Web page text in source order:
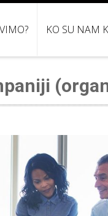
KO SU NAM